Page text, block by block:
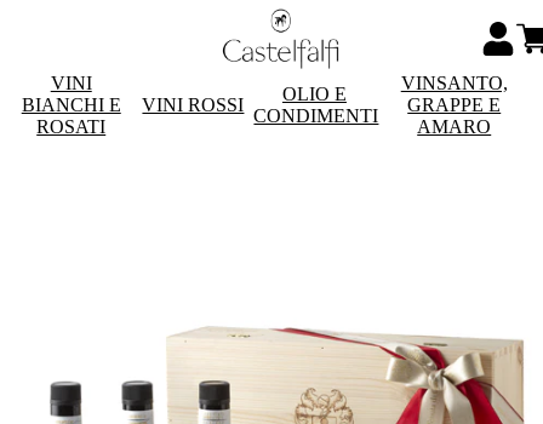
VINI
BIANCHI E
ROSATI
VINI ROSSI
OLIO E
CONDIMENTI
VINSANTO,
GRAPPE E
AMARO